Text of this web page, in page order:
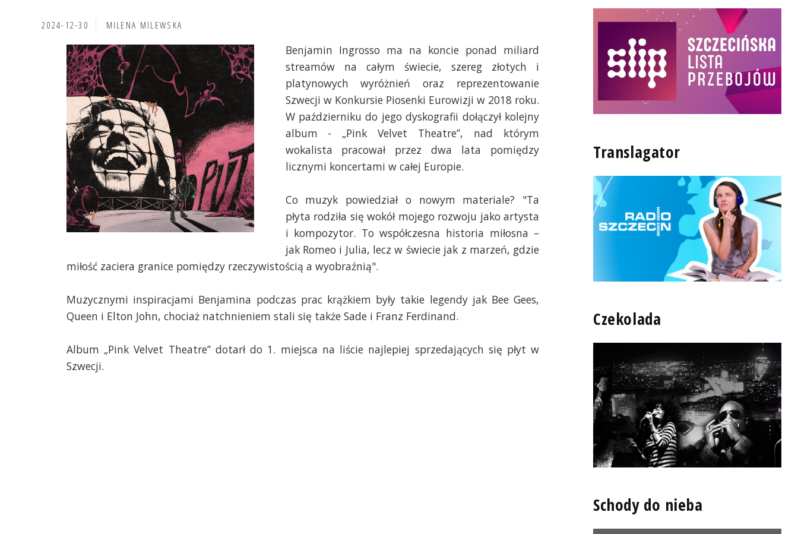
2024-12-30 MILENA MILEWSKA
Benjamin Ingrosso ma na koncie ponad miliard
streamów na całym świecie, szereg złotych i
platynowych wyróżnień oraz reprezentowanie
Szwecji w Konkursie Piosenki Eurowizji w 2018 roku.
W październiku do jego dyskografii dołączył kolejny
album - „Pink Velvet Theatre”, nad którym
wokalista pracował przez dwa lata pomiędzy
licznymi koncertami w całej Europie.
Co muzyk powiedział o nowym materiale? "Ta
płyta rodziła się wokół mojego rozwoju jako artysta
i kompozytor. To współczesna historia miłosna –
jak Romeo i Julia, lecz w świecie jak z marzeń, gdzie
miłość zaciera granice pomiędzy rzeczywistością a wyobraźnią".
Muzycznymi inspiracjami Benjamina podczas prac krążkiem były takie legendy jak Bee Gees,
Queen i Elton John, chociaż natchnieniem stali się także Sade i Franz Ferdinand.
Album „Pink Velvet Theatre” dotarł do 1. miejsca na liście najlepiej sprzedających się płyt w
Szwecji.
Translagator
Czekolada
Schody do nieba